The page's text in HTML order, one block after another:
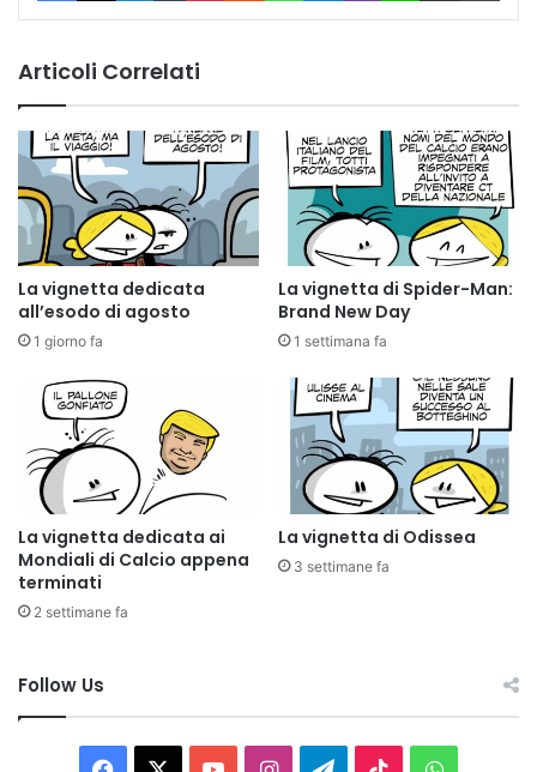
Articoli Correlati
La vignetta dedicata
all’esodo di agosto
1 giorno fa
La vignetta di Spider-Man:
Brand New Day
1 settimana fa
La vignetta dedicata ai
Mondiali di Calcio appena
terminati
2 settimane fa
La vignetta di Odissea
3 settimane fa
Follow Us